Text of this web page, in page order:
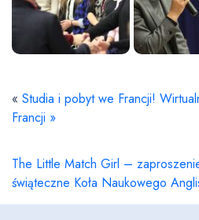
« Studia i pobyt we Francji!
Francji »
The Little Match Girl –
świąteczne Koła Naukowego